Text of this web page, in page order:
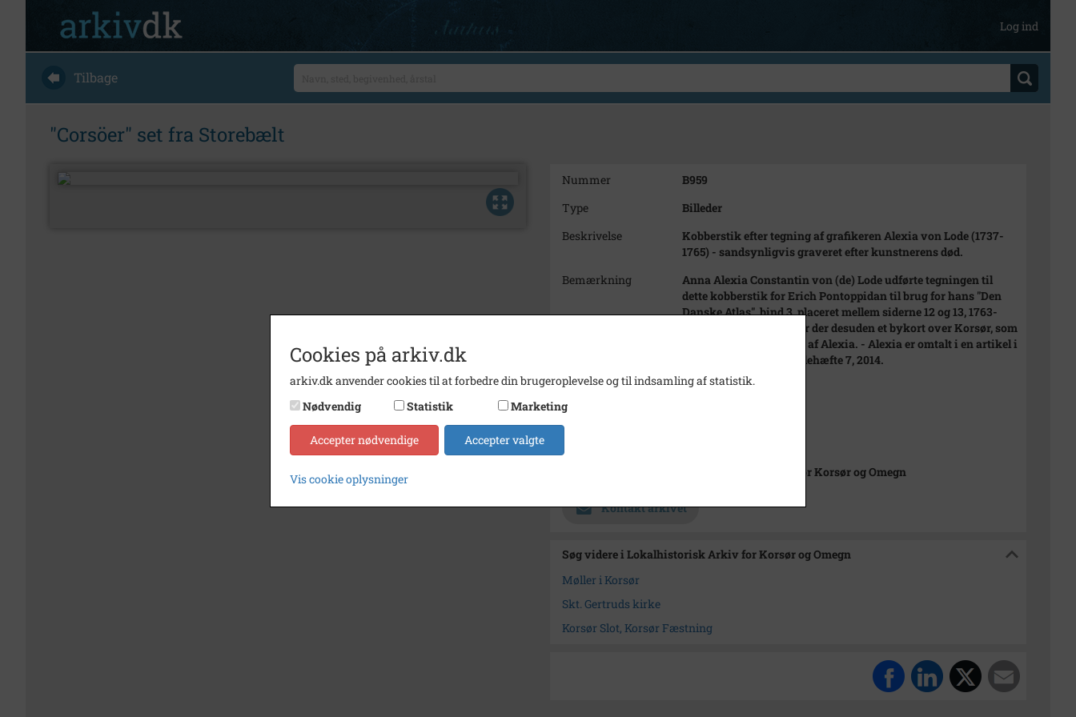
Log ind
Tilbage
"Corsöer" set fra Storebælt
Nummer
B959
Type
Billeder
Beskrivelse
Kobberstik efter tegning af grafikeren Alexia von Lode (1737-
1765) - sandsynligvis graveret efter kunstnerens død.
Bemærkning
Anna Alexia Constantin von (de) Lode udførte tegningen til
dette kobberstik for Erich Pontoppidan til brug for hans "Den
Danske Atlas", bind 3, placeret mellem siderne 12 og 13, 1763-
1781. I samme udgave er der desuden et bykort over Korsør, som
muligvis også er tegnet af Alexia. - Alexia er omtalt i en artikel i
Korsør Kalenderens Julehæfte 7, 2014.
Periode
1737 - 1781
Fotograf
Lokalhistorisk Arkiv for Korsør og Omegn
Kontakt arkivet
Søg videre i Lokalhistorisk Arkiv for Korsør og Omegn
Møller i Korsør
Skt. Gertruds kirke
Korsør Slot, Korsør Fæstning
Cookies på arkiv.dk
arkiv.dk anvender cookies til at forbedre din brugeroplevelse og til indsamling af statistik.
Nødvendig
Statistik Marketing
Accepter nødvendige Accepter valgte
Vis cookie oplysninger